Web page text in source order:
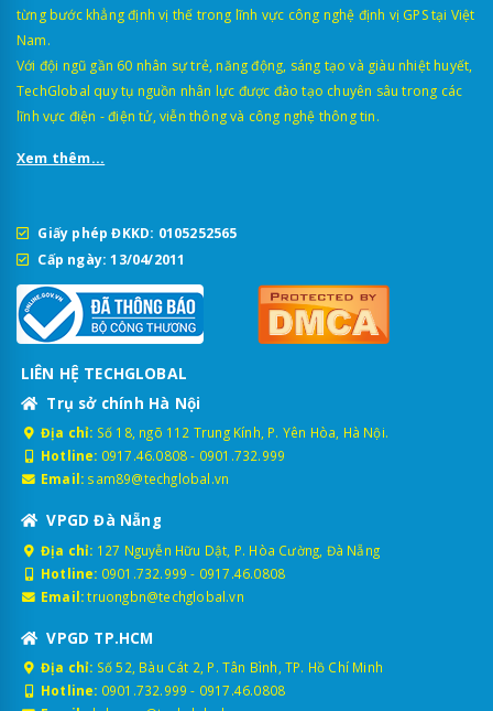
từng bước khẳng định vị thế trong lĩnh vực công nghệ định vị GPS tại Việt
Nam.
Với đội ngũ gần 60 nhân sự trẻ, năng động, sáng tạo và giàu nhiệt huyết,
TechGlobal quy tụ nguồn nhân lực được đào tạo chuyên sâu trong các
lĩnh vực điện - điện tử, viễn thông và công nghệ thông tin.
Xem thêm...
Giấy phép ĐKKD: 0105252565
Cấp ngày: 13/04/2011
LIÊN HỆ TECHGLOBAL
Trụ sở chính Hà Nội
Địa chỉ: Số 18, ngõ 112 Trung Kính, P. Yên Hòa, Hà Nội.
Hotline: 0917.46.0808- 0901.732.999
Email: sam89@techglobal.vn
VPGD Đà Nẵng
Địa chỉ: 127 Nguyễn Hữu Dật, P. Hòa Cường, Đà Nẵng
Hotline: 0901.732.999 - 0917.46.0808
Email: truongbn@techglobal.vn
VPGD TP.HCM
Địa chỉ: Số 52, Bàu Cát 2, P. Tân Bình, TP. Hồ Chí Minh
Hotline: 0901.732.999 - 0917.46.0808